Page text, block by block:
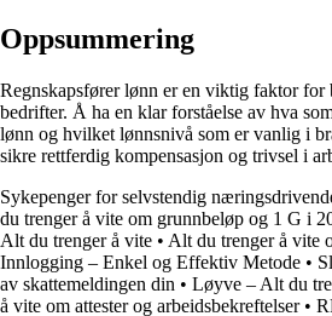
Oppsummering
Regnskapsfører lønn er en viktig faktor for
bedrifter. Å ha en klar forståelse av hva
lønn og hvilket lønnsnivå som er vanlig i
sikre rettferdig kompensasjon og trivsel i
Sykepenger for selvstendig
du trenger å vite om grunnbeløp og 1 G i
Alt du trenger å vite • Alt du trenger å vite
Innlogging – Enkel og Effektiv Metode •
av skattemeldingen din • Løyve – Alt du
å vite om attester og arbeidsbekreftelser•